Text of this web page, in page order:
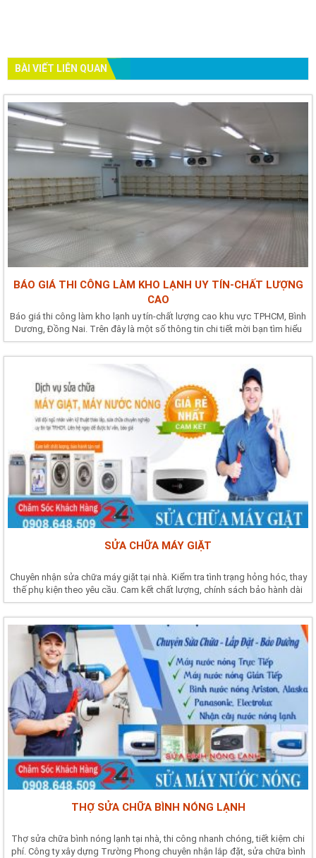
BÀI VIẾT LIÊN QUAN
BÁO GIÁ THI CÔNG LÀM KHO LẠNH UY TÍN-CHẤT LƯỢNG
CAO
Báo giá thi công làm kho lạnh uy tín-chất lượng cao khu vực TPHCM, Bình
Dương, Đồng Nai. Trên đây là một số thông tin chi tiết mời bạn tìm hiểu
nhé
SỬA CHỮA MÁY GIẶT
Chuyên nhận sửa chữa máy giặt tại nhà. Kiểm tra tình trạng hỏng hóc, thay
thế phụ kiện theo yêu cầu. Cam kết chất lượng, chính sách bảo hành dài
hạn.
THỢ SỬA CHỮA BÌNH NÓNG LẠNH
Thợ sửa chữa bình nóng lạnh tại nhà, thi công nhanh chóng, tiết kiệm chi
phí. Công ty xây dựng Trường Phong chuyên nhận lắp đặt, sửa chữa bình